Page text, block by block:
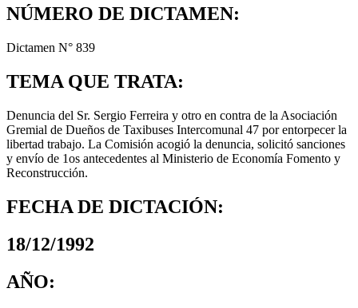
NÚMERO DE DICTAMEN:
Dictamen N° 839
TEMA QUE TRATA:
Denuncia del Sr. Sergio Ferreira y otro en contra de la Asociación
Gremial de Dueños de Taxibuses Intercomunal 47 por entorpecer la
libertad trabajo. La Comisión acogió la denuncia, solicitó sanciones
y envío de 1os antecedentes al Ministerio de Economía Fomento y
Reconstrucción.
FECHA DE DICTACIÓN:
18/12/1992
AÑO: